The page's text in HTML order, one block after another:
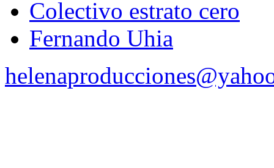
Colectivo estrato cero
Fernando Uhia